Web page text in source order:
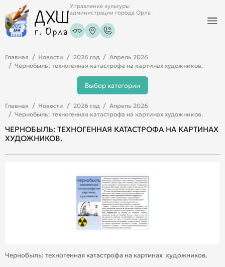
Управление культуры
администрации города Орла
Главная Новости 2026 год
Апрель 2026
Чернобыль: техногенная катастрофа на картинах художников.
Выбор категории
Главная Новости 2026 год
Апрель 2026
Чернобыль: техногенная катастрофа на картинах художников.
ЧЕРНОБЫЛЬ: ТЕХНОГЕННАЯ КАТАСТРОФА НА КАРТИНАХ
ХУДОЖНИКОВ.
Чернобыль: техногенная катастрофа на картинах художников.